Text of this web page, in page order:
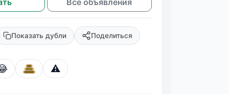
Все объявления
Показать дубли Поделиться
⚠️